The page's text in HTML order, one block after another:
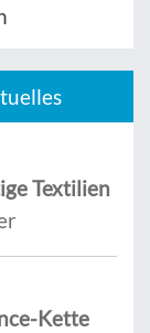
Textilien
Kette